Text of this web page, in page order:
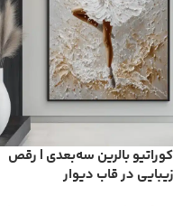
بالرین سه‌بعدی | رقص
در قاب دیوار